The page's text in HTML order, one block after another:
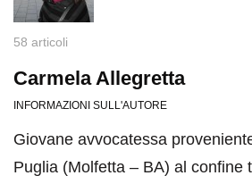
58 articoli
Carmela Allegretta
INFORMAZIONI SULL'AUTORE
Giovane avvocatessa
Puglia (Molfetta – BA) al confine